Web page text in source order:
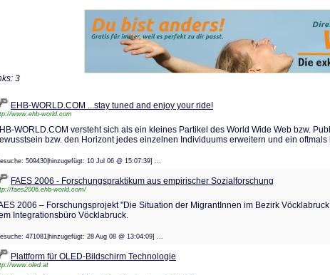
3
EHB-WORLD.COM ...stay tuned and enjoy your ride!
www.ehb-world.com
WORLD.COM versteht sich als ein kleines Partikel des World Wide Web bzw.
bzw. den Horizont jedes einzelnen Individuums erweitern und ein
509430|hinzugefügt: 10 Jul 06 @ 15:07:39] ...
FAES 2006 - Forschungspraktikum aus empirischer Sozialforschung
faes2006.ehb-world.com/
2006 – Forschungsprojekt "Die Situation der MigrantInnen im Bezirk
Integrationsbüro Vöcklabruck.
471081|hinzugefügt: 28 Aug 08 @ 13:04:09] ...
Plattform für OLED-Bildschirm Technologie
www.oled.at